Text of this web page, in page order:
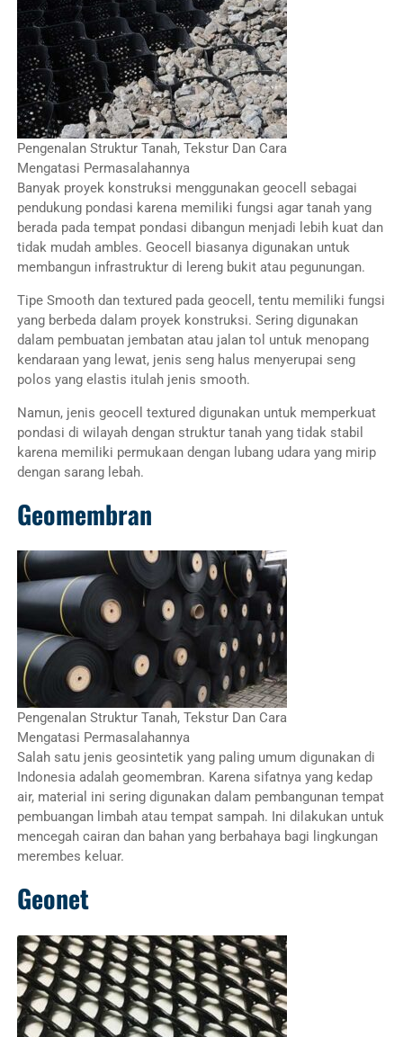
Pengenalan Struktur Tanah, Tekstur Dan Cara
Mengatasi Permasalahannya
Banyak proyek konstruksi menggunakan geocell sebagai
pendukung pondasi karena memiliki fungsi agar tanah yang
berada pada tempat pondasi dibangun menjadi lebih kuat dan
tidak mudah ambles. Geocell biasanya digunakan untuk
membangun infrastruktur di lereng bukit atau pegunungan.
Tipe Smooth dan textured pada geocell, tentu memiliki fungsi
yang berbeda dalam proyek konstruksi. Sering digunakan
dalam pembuatan jembatan atau jalan tol untuk menopang
kendaraan yang lewat, jenis seng halus menyerupai seng
polos yang elastis itulah jenis smooth.
Namun, jenis geocell textured digunakan untuk memperkuat
pondasi di wilayah dengan struktur tanah yang tidak stabil
karena memiliki permukaan dengan lubang udara yang mirip
dengan sarang lebah.
Geomembran
Pengenalan Struktur Tanah, Tekstur Dan Cara
Mengatasi Permasalahannya
Salah satu jenis geosintetik yang paling umum digunakan di
Indonesia adalah geomembran. Karena sifatnya yang kedap
air, material ini sering digunakan dalam pembangunan tempat
pembuangan limbah atau tempat sampah. Ini dilakukan untuk
mencegah cairan dan bahan yang berbahaya bagi lingkungan
merembes keluar.
Geonet